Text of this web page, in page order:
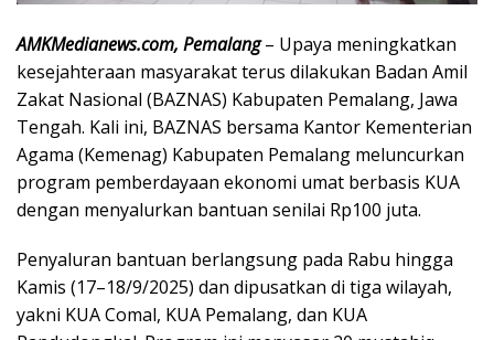
AMKMedianews.com, Pemalang– Upaya meningkatkan
kesejahteraan masyarakat terus dilakukan Badan Amil
Zakat Nasional (BAZNAS) Kabupaten Pemalang, Jawa
Tengah. Kali ini, BAZNAS bersama Kantor Kementerian
Agama (Kemenag) Kabupaten Pemalang meluncurkan
program pemberdayaan ekonomi umat berbasis KUA
dengan menyalurkan bantuan senilai Rp100 juta.
Penyaluran bantuan berlangsung pada Rabu hingga
Kamis (17–18/9/2025) dan dipusatkan di tiga wilayah,
yakni KUA Comal, KUA Pemalang, dan KUA